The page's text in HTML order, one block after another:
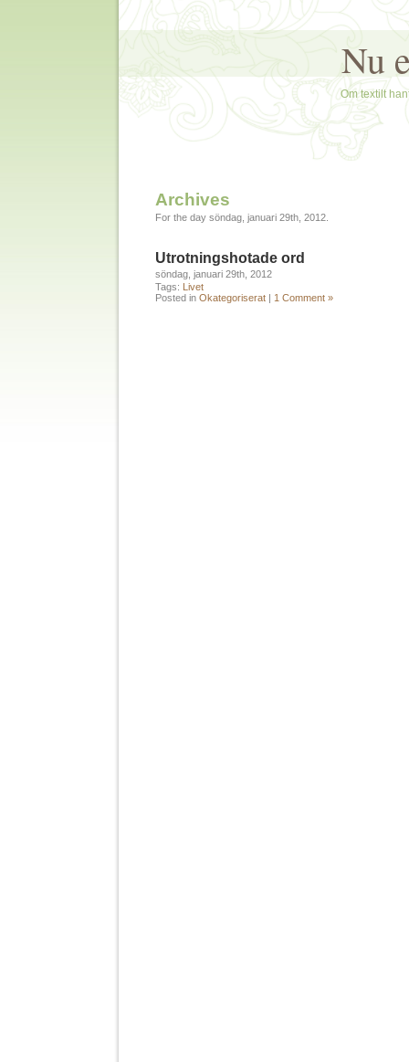
Nu
Om textilt
Archives
For the day söndag, januari 29th, 2012.
Utrotningshotade ord
söndag, januari 29th, 2012
Tags: Livet
Posted in Okategoriserat | 1 Comment »